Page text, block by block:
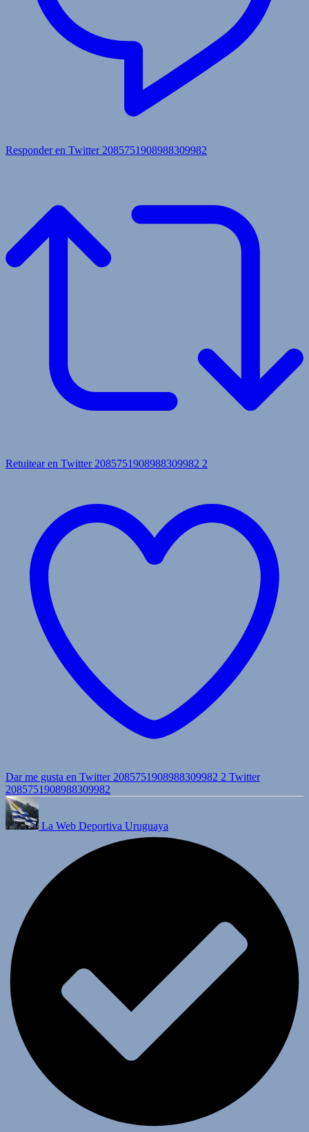
Responder en Twitter 2085751908988309982
Retuitear en Twitter 2085751908988309982 2
Dar me gusta en Twitter 2085751908988309982 2 Twitter
2085751908988309982
La Web Deportiva Uruguaya